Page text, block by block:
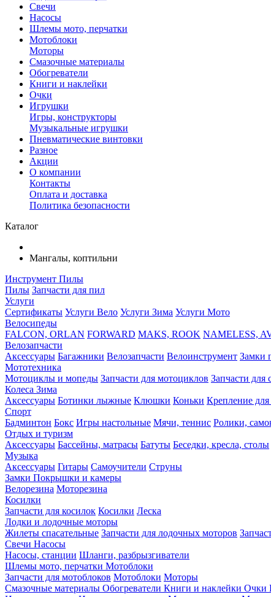
Свечи
Насосы
Шлемы мото, перчатки
Мотоблоки
Моторы
Смазочные материалы
Обогреватели
Книги и наклейки
Очки
Игрушки
Игры, конструкторы
Музыкальные игрушки
Пневматические винтовки
Разное
Акции
О компании
Контакты
Оплата и доставка
Политика безопасности
Каталог
Мангалы, коптильни
Инструмент Пилы
Пилы Запчасти для пил
Услуги
Сертификаты Услуги Вело Услуги Зима Услуги Мото
Велосипеды
FALCON, ORLAN FORWARD MAKS, ROOK NAMELESS,
Велозапчасти
Аксессуары Багажники Велозапчасти Велоинструмент Замки
Мототехника
Мотоциклы и мопеды Запчасти для мотоциклов Запчасти для
Колеса Зима
Аксессуары Ботинки лыжные Клюшки Коньки Крепление
Спорт
Бадминтон Бокс Игры настольные Мячи, теннис Ролики,
Отдых и туризм
Аксессуары Бассейны, матрасы Батуты Беседки, кресла, столы
Музыка
Аксессуары Гитары Самоучители Струны
Замки Покрышки и камеры
Велорезина Моторезина
Косилки
Запчасти для косилок Косилки Леска
Лодки и лодочные моторы
Жилеты спасательные Запчасти для лодочных моторов
Свечи Насосы
Насосы, станции Шланги, разбрызгиватели
Шлемы мото, перчатки Мотоблоки
Запчасти для мотоблоков Мотоблоки Моторы
Смазочные материалы Обогреватели Книги и наклейки Очки